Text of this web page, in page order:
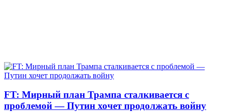
FT: Мирный план Трампа сталкивается с
проблемой — Путин хочет продолжать войну